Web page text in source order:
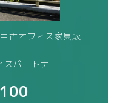
古オフィス家具販
パートナー